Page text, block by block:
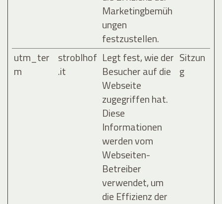
Marketingbemüh
ungen
festzustellen.
utm_ter
m
stroblhof
.it
Legt fest, wie der
Besucher auf die
Webseite
zugegriffen hat.
Diese
Informationen
werden vom
Webseiten-
Betreiber
verwendet, um
die Effizienz der
Sitzun
g